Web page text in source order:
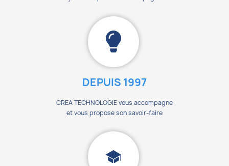
DEPUIS 1997
CREA TECHNOLOGIE vous accompagne
et vous propose son savoir-faire